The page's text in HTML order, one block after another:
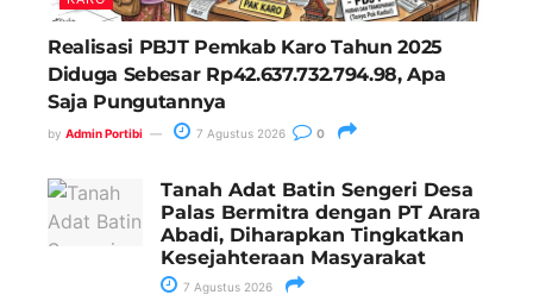
Realisasi PBJT Pemkab Karo Tahun 2025
Diduga Sebesar Rp42.637.732.794.98, Apa
Saja Pungutannya
by Admin Portibi 7 Agustus 2026 0
Tanah Adat Batin Sengeri Desa
Palas Bermitra dengan PT Arara
Abadi, Diharapkan Tingkatkan
Kesejahteraan Masyarakat
7 Agustus 2026